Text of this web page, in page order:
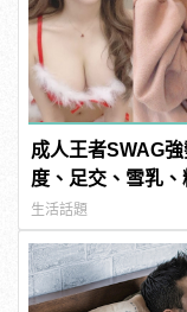
成人王者SWAG
度、足交、雪乳
連結！ |
生活話題